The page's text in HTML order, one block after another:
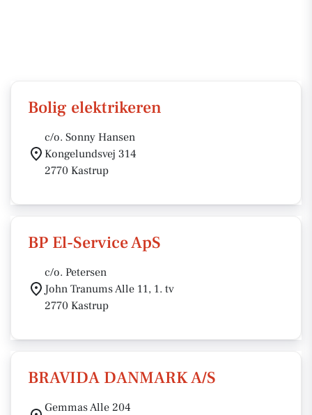
Bolig elektrikeren
c/o. Sonny Hansen
Kongelundsvej 314
2770 Kastrup
BP El-Service ApS
c/o. Petersen
John Tranums Alle 11, 1. tv
2770 Kastrup
BRAVIDA DANMARK A/S
Gemmas Alle 204